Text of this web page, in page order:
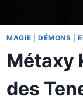
MAGIE DÉMONS |
Métaxy
des